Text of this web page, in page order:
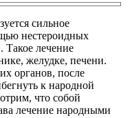
сильное
нестероидных
Такое лечение
желудке, печени.
органов, после
к народной
что собой
лечение народными